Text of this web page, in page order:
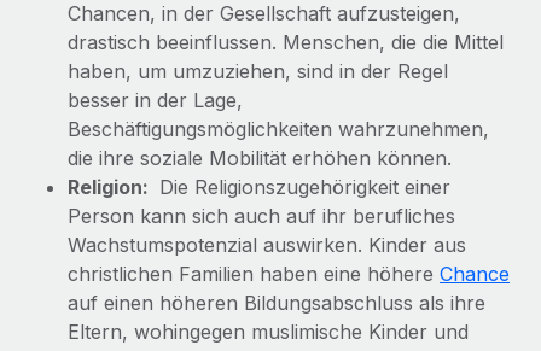
Mehr erfahren
Chancen, in der Gesellschaft aufzusteigen,
drastisch beeinflussen. Menschen, die die Mittel
haben, um umzuziehen, sind in der Regel
besser in der Lage,
Beschäftigungsmöglichkeiten wahrzunehmen,
die ihre soziale Mobilität erhöhen können.
Religion: Die Religionszugehörigkeit einer
Person kann sich auch auf ihr berufliches
Wachstumspotenzial auswirken. Kinder aus
christlichen Familien haben eine höhere Chance
auf einen höheren Bildungsabschluss als ihre
Eltern, wohingegen muslimische Kinder und